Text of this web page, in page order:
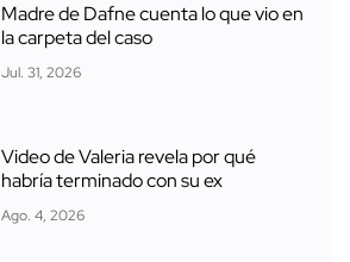
Madre de Dafne cuenta lo que vio en
la carpeta del caso
Jul. 31, 2026
Video de Valeria revela por qué
habría terminado con su ex
Ago. 4, 2026